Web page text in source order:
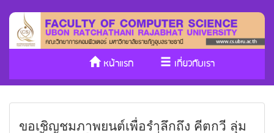
หน้าแรก
เกี่ยวกับเรา
ประกันคุณภาพ
วารสาร Cs
ขอเชิญชมภาพยนต์เพื่อรำลึกถึง คีตกวี ลุ่ม